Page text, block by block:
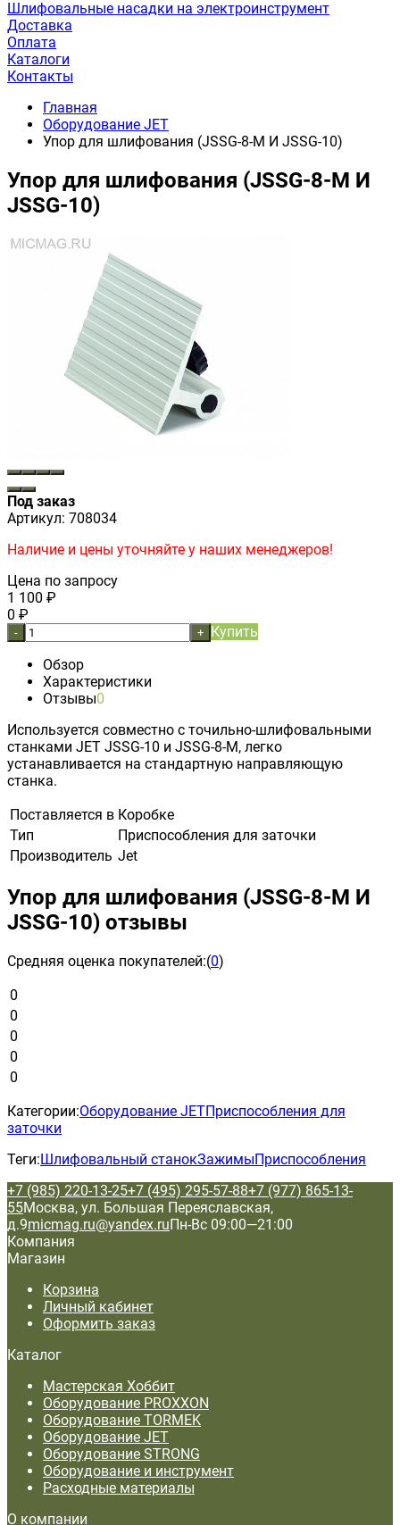
Шлифовальные насадки на электроинструмент
Доставка
Оплата
Каталоги
Контакты
Главная
Оборудование JET
Упор для шлифования (JSSG-8-M И JSSG-10)
Упор для шлифования (JSSG-8-M И
JSSG-10)
Под заказ
Артикул: 708034
Наличие и цены уточняйте у наших менеджеров!
Цена по запросу
1 100 ₽
0 ₽
- + Купить
Обзор
Характеристики
Отзывы0
Используется совместно с точильно-шлифовальными
станками JET JSSG-10 и JSSG-8-М, легко
устанавливается на стандартную направляющую
станка.
Поставляется в Коробке
Тип
Приспособления для заточки
Производитель Jet
Упор для шлифования (JSSG-8-M И
JSSG-10) отзывы
Средняя оценка покупателей:(0)
0
0
0
0
0
Категории:Оборудование JETПриспособления для
заточки
Теги:Шлифовальный станокЗажимыПриспособления
+7 (985) 220-13-25+7 (495) 295-57-88+7 (977) 865-13-
55Москва, ул. Большая Переяславская,
д.9micmag.ru@yandex.ruПн-Вс 09:00—21:00
Компания
Магазин
Корзина
Личный кабинет
Оформить заказ
Каталог
Мастерская Хоббит
Оборудование PROXXON
Оборудование TORMEK
Оборудование JET
Оборудование STRONG
Оборудование и инструмент
Расходные материалы
О компании